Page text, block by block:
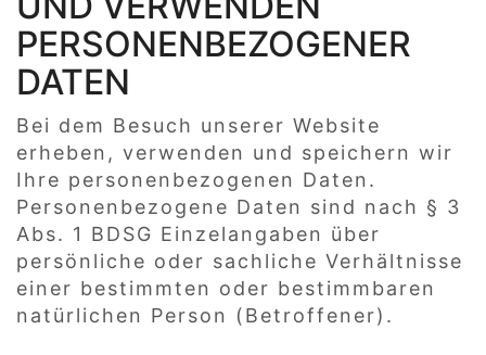
PERSONENBEZOGENER
DATEN
Bei dem Besuch unserer Website
erheben, verwenden und speichern wir
Ihre personenbezogenen Daten.
Personenbezogene Daten sind nach § 3
Abs. 1 BDSG Einzelangaben über
persönliche oder sachliche Verhältnisse
einer bestimmten oder bestimmbaren
natürlichen Person (Betroffener).